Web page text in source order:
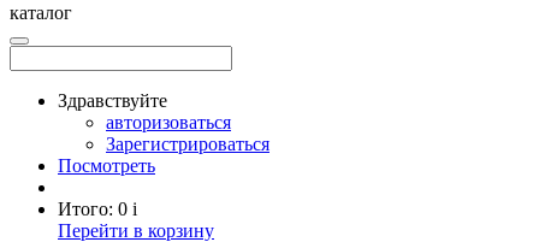
каталог
Здравствуйте
авторизоваться
Зарегистрироваться
Посмотреть
Итого: 0 i
Перейти в корзину